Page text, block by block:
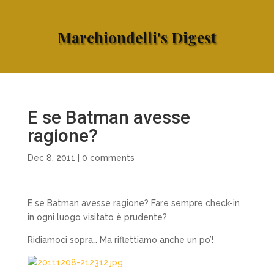
Marchiondelli's Digest
E se Batman avesse
ragione?
Dec 8, 2011 0 comments
E se Batman avesse ragione? Fare sempre check-in
in ogni luogo visitato è prudente?
Ridiamoci sopra… Ma riflettiamo anche un po’!